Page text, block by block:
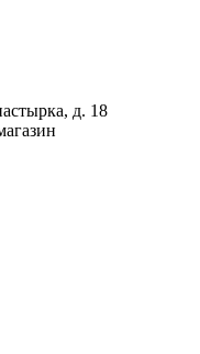
д. 18